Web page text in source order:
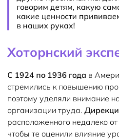
говорим детям, какую
какие ценности
в наших руках!
Хоторнский
С 1924 по 1936 года в
стремились к повышению
поэтому уделяли внимание
организации труда.
расположенного недалеко
чтобы те оценили влияние